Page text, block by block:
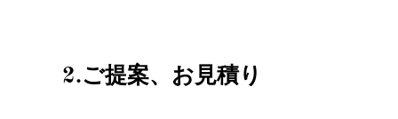
2.ご提案、 お見積り